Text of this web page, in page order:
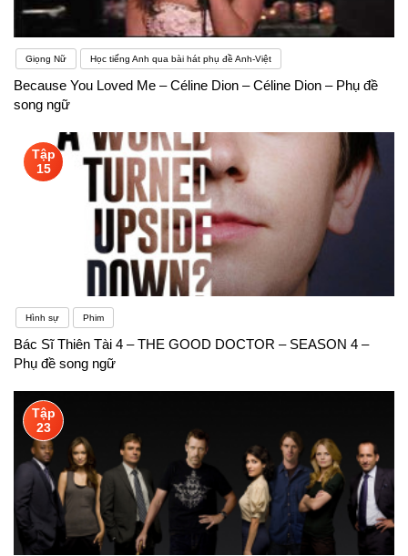
Giọng Nữ Học tiếng Anh qua bài hát phụ đề Anh-Việt
Because You Loved Me – Céline Dion – Céline Dion – Phụ đề
song ngữ
Tập
15
Hình sự Phim
Bác Sĩ Thiên Tài 4 – THE GOOD DOCTOR – SEASON 4 –
Phụ đề song ngữ
Tập
23